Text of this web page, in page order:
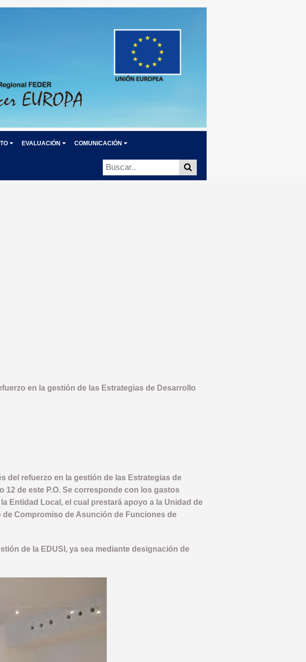
EVALUACIÓN COMUNICACIÓN
en la gestión de las Estrategias de Desarrollo
del refuerzo en la gestión de las Estrategias de
de este P.O. Se corresponde con los gastos
Entidad Local, el cual prestará apoyo a la Unidad de
Compromiso de Asunción de Funciones de
de la EDUSI, ya sea mediante designación de